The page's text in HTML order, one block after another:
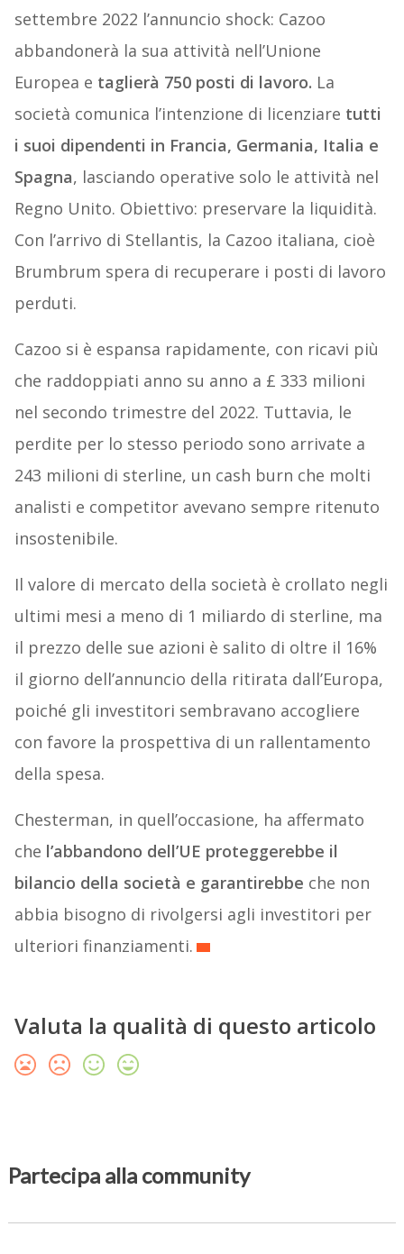
settembre 2022 l’annuncio shock: Cazoo
abbandonerà la sua attività nell’Unione
Europea e taglierà 750 posti di lavoro. La
società comunica l’intenzione di licenziare tutti
i suoi dipendenti in Francia, Germania, Italia e
Spagna, lasciando operative solo le attività nel
Regno Unito. Obiettivo: preservare la liquidità.
Con l’arrivo di Stellantis, la Cazoo italiana, cioè
Brumbrum spera di recuperare i posti di lavoro
perduti.
Cazoo si è espansa rapidamente, con ricavi più
che raddoppiati anno su anno a £ 333 milioni
nel secondo trimestre del 2022. Tuttavia, le
perdite per lo stesso periodo sono arrivate a
243 milioni di sterline, un cash burn che molti
analisti e competitor avevano sempre ritenuto
insostenibile.
Il valore di mercato della società è crollato negli
ultimi mesi a meno di 1 miliardo di sterline, ma
il prezzo delle sue azioni è salito di oltre il 16%
il giorno dell’annuncio della ritirata dall’Europa,
poiché gli investitori sembravano accogliere
con favore la prospettiva di un rallentamento
della spesa.
Chesterman, in quell’occasione, ha affermato
che l’abbandono dell’UE proteggerebbe il
bilancio della società e garantirebbe che non
abbia bisogno di rivolgersi agli investitori per
ulteriori finanziamenti.
Valuta la qualità di questo articolo
Partecipa alla community